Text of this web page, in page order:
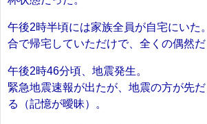
午後2時半頃には家族全員が自宅にいた
合で帰宅していただけで、全くの偶然だ
午後2時46分頃、地震発生。
緊急地震速報が出たが、地震の方が先
る（記憶が曖昧）。